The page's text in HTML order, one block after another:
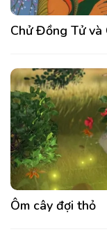
Chử Đồng Tử và
Ôm cây đợi thỏ